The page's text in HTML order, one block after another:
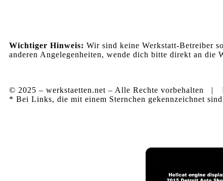
Wichtiger Hinweis: Wir sind keine Werkstatt-Betreiber
anderen Angelegenheiten, wende dich bitte direkt an die
© 2025 – werkstaetten.net – Alle Rechte vorbehalten |
* Bei Links, die mit einem Sternchen gekennzeichnet